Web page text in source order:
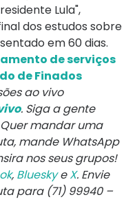
Lula",
dos estudos sobre
em 60 dias.
de serviços
de Finados
ao vivo
. Siga a gente
mandar uma
mande WhatsApp
nos seus grupos!
, BlueskyeX. Envie
para (71) 99940 –